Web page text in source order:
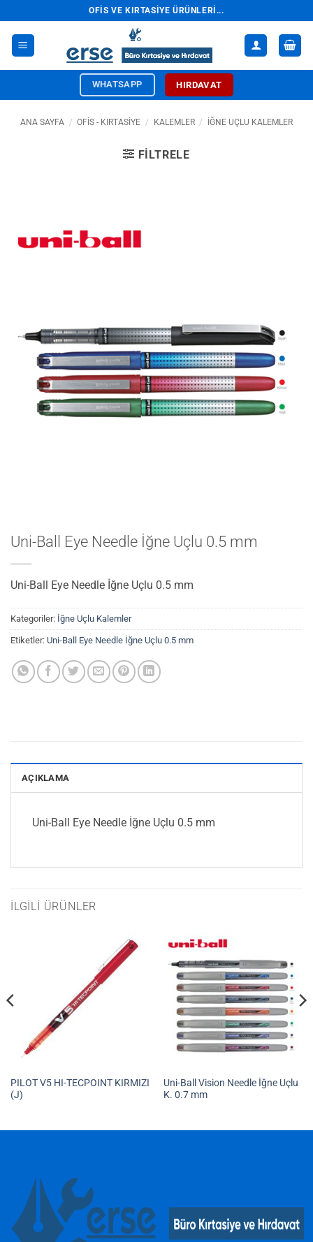
atla
OFIS VE KIRTASIYE ÜRÜNLERI...
WHATSAPP HIRDAVAT
ANA SAYFA / OFİS - KIRTASİYE / KALEMLER / İĞNE UÇLU KALEMLER
FILTRELE
Uni-Ball Eye Needle İğne Uçlu 0.5 mm
Uni-Ball Eye Needle İğne Uçlu 0.5 mm
Kategoriler: İğne Uçlu Kalemler
Etiketler: Uni-Ball Eye Needle İğne Uçlu 0.5 mm
AÇIKLAMA
Uni-Ball Eye Needle İğne Uçlu 0.5 mm
İLGILI ÜRÜNLER
PILOT V5 HI-TECPOINT KIRMIZI
(J)
Uni-Ball Vision Needle İğne Uçlu
K. 0.7 mm